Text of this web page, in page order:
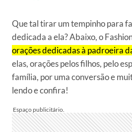
Que tal tirar um tempinho para
dedicada a ela? Abaixo, o
orações dedicadas à padroeira
elas, orações pelos filhos, pelo
família, por uma conversão e
lendo e confira!